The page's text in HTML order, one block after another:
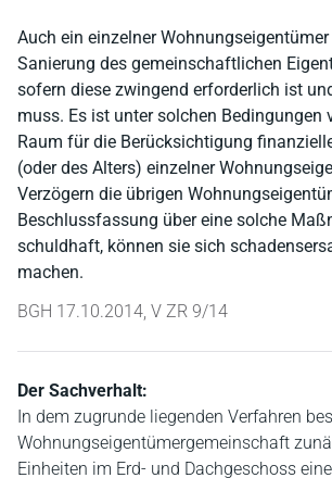
Auch ein einzelner
Sanierung des gemeinschaftlichen
sofern diese zwingend erforderlich ist
muss. Es ist unter solchen Bedingungen
Raum für die Berücksichtigung
(oder des Alters) einzelner
Verzögern die übrigen
Beschlussfassung über eine solche
schuldhaft, können sie sich
machen.
BGH 17.10.2014, V ZR 9/14
Der Sachverhalt:
In dem zugrunde liegenden Verfahren
Wohnungseigentümergemeinschaft
Einheiten im Erd- und Dachgeschoss